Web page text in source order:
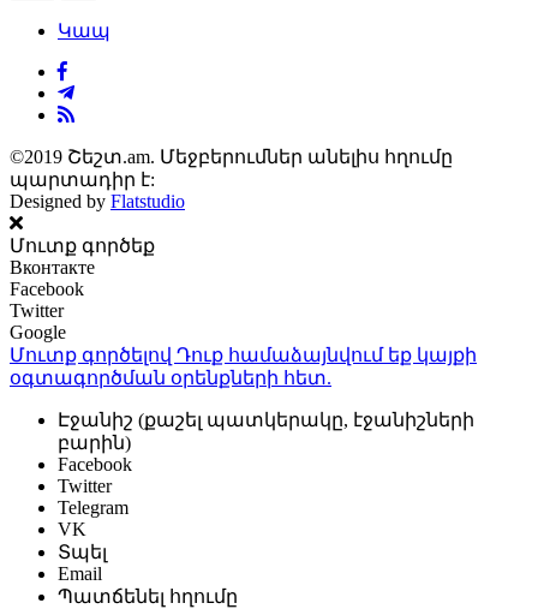
Կապ
©2019 Շեշտ.am. Մեջբերումներ անելիս հղումը
պարտադիր է:
Designed by Flatstudio
Մուտք գործեք
Вконтакте
Facebook
Twitter
Google
Մուտք գործելով Դուք համաձայնվում եք կայքի
օգտագործման օրենքների հետ.
Էջանիշ (քաշել պատկերակը, էջանիշների
բարին)
Facebook
Twitter
Telegram
VK
Տպել
Email
Պատճենել հղումը